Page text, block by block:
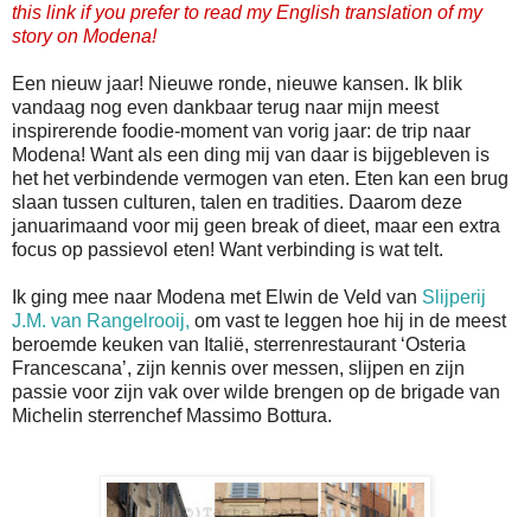
this link if you prefer to read my English translation of my
story on Modena!
Een nieuw jaar! Nieuwe ronde, nieuwe kansen. Ik blik
vandaag nog even dankbaar terug naar mijn meest
inspirerende foodie-moment van vorig jaar: de trip naar
Modena! Want als een ding mij van daar is bijgebleven is
het het verbindende vermogen van eten. Eten kan een brug
slaan tussen culturen, talen en tradities. Daarom deze
januarimaand voor mij geen break of dieet, maar een extra
focus op passievol eten! Want verbinding is wat telt.
Ik ging mee naar Modena met Elwin de Veld van Slijperij
J.M. van Rangelrooij, om vast te leggen hoe hij in de meest
beroemde keuken van Italië, sterrenrestaurant ‘Osteria
Francescana’, zijn kennis over messen, slijpen en zijn
passie voor zijn vak over wilde brengen op de brigade van
Michelin sterrenchef Massimo Bottura.